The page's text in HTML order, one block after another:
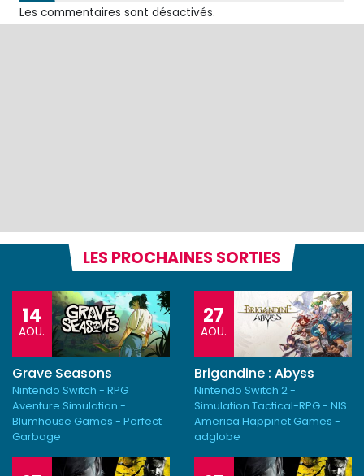
Les commentaires sont désactivés.
LES PROCHAINES SORTIES
14
AOU.
Grave Seasons
Nintendo Switch - RPG
Aventure Simulation -
Blumhouse Games - Perfect
Garbage
27
AOU.
Brigandine : Abyss
Nintendo Switch 2 -
Simulation Tactical-RPG - NIS
America Happinet Games -
adglobe